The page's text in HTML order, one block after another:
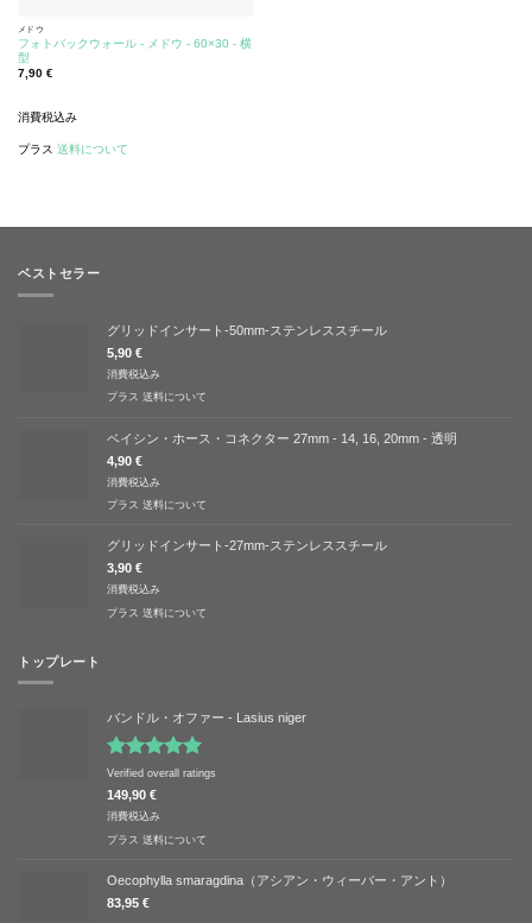
メドウ
フォトバックウォール - メドウ - 60×30 - 横
型
7,90 €
消費税込み
プラス 送料について
ベストセラー
グリッドインサート-50mm-ステンレススチール
5,90 €
消費税込み
プラス 送料について
ベイシン・ホース・コネクター 27mm - 14, 16, 20mm - 透明
4,90 €
消費税込み
プラス 送料について
グリッドインサート-27mm-ステンレススチール
3,90 €
消費税込み
プラス 送料について
トップレート
バンドル・オファー - Lasius niger
5段階中
5.00の評価
Verified overall ratings
149,90 €
消費税込み
プラス 送料について
Oecophylla smaragdina（アシアン・ウィーバー・アント）
83,95 €